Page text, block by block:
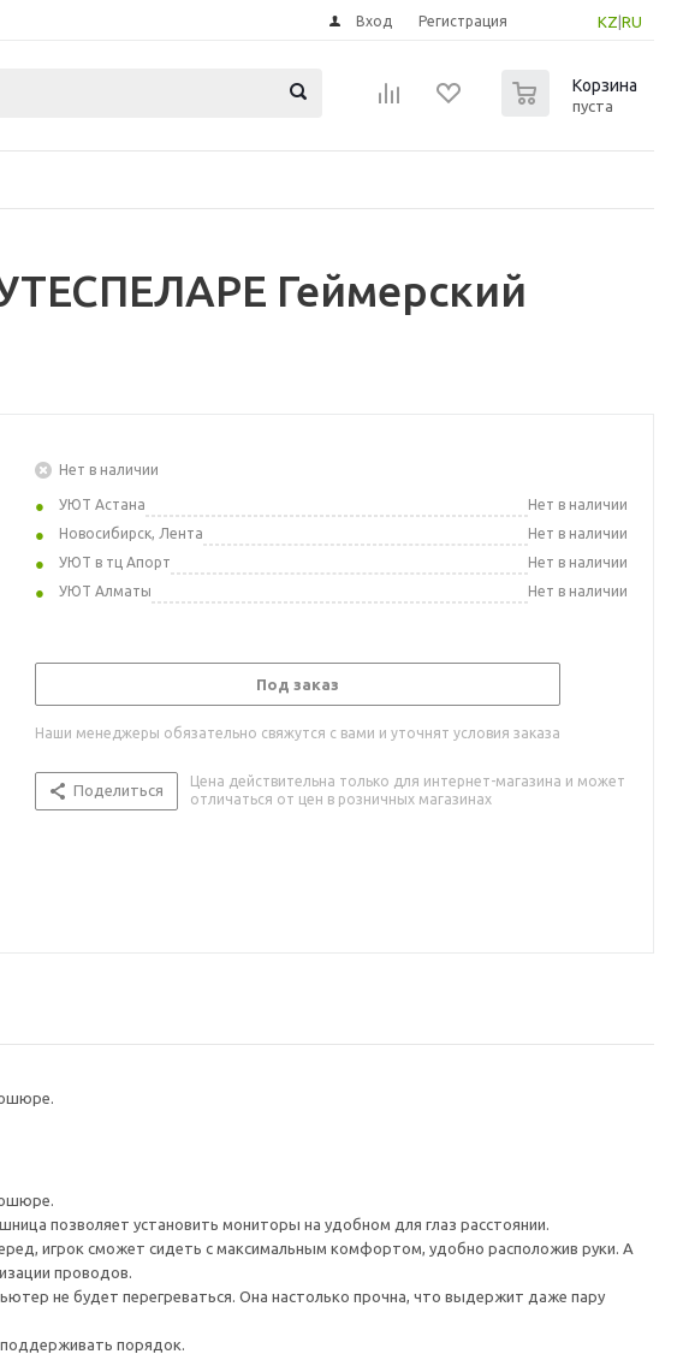
KZ RU
Вход Регистрация
Корзина
пуста
УТЕСПЕЛАРЕ Геймерский
Нет в наличии
УЮТ Астана
Нет в наличии
Новосибирск, Лента
Нет в наличии
УЮТ в тц Апорт
Нет в наличии
УЮТ Алматы
Нет в наличии
Под заказ
Наши менеджеры обязательно свяжутся с вами и уточнят условия заказа
Поделиться
Цена действительна только для интернет-магазина и может
отличаться от цен в розничных магазинах
позволяет установить мониторы на удобном для глаз расстоянии.
игрок сможет сидеть с максимальным комфортом, удобно расположив руки. А
проводов.
не будет перегреваться. Она настолько прочна, что выдержит даже пару
порядок.